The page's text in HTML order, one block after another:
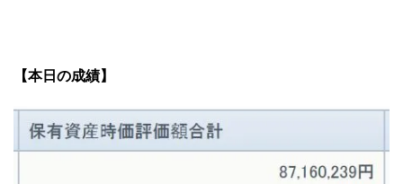
【本日の成績】